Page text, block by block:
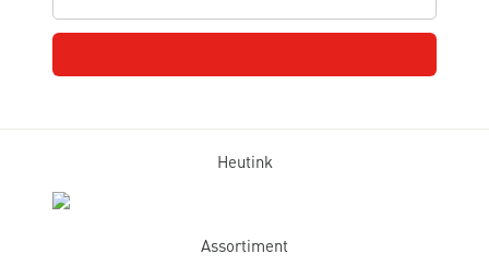
Heutink
Assortiment